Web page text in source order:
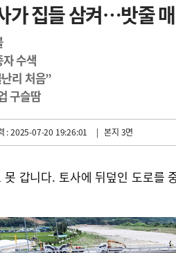
가 집들 삼켜…밧줄
수색
리 처음”
구슬땀
: 2025-07-20 19:26:01 | 본지 3면
못 갑니다. 토사에 뒤덮인 도로를